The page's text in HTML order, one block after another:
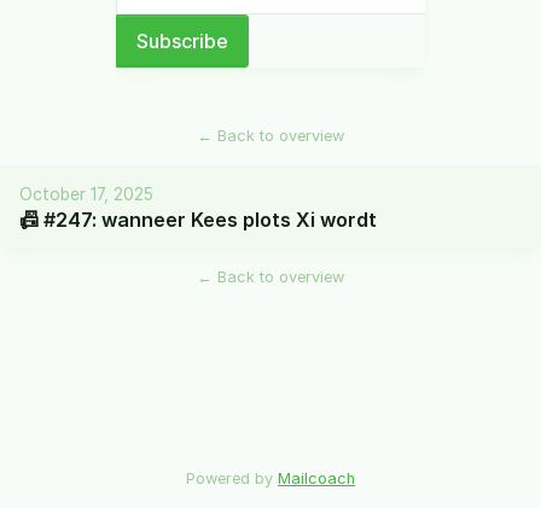
← Back to overview
October 17, 2025
📠 #247: wanneer Kees plots Xi wordt
← Back to overview
Powered by Mailcoach